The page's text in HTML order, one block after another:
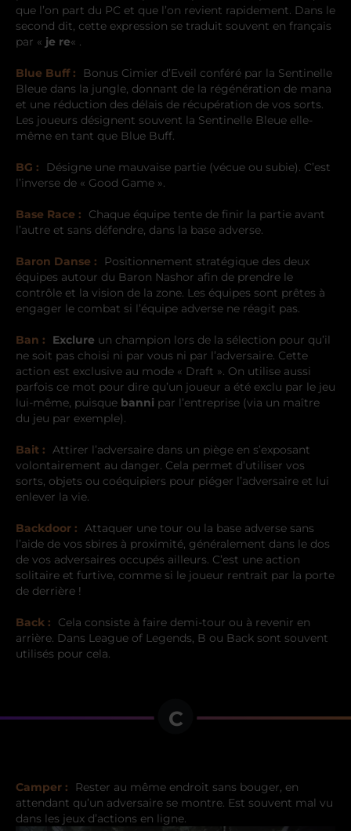
que l’on part du PC et que l’on revient rapidement. Dans le
second dit, cette expression se traduit souvent en français
par « je re« .
Blue Buff :
Bonus Cimier d’Eveil conféré par la Sentinelle
Bleue dans la jungle, donnant de la régénération de mana
et une réduction des délais de récupération de vos sorts.
Les joueurs désignent souvent la Sentinelle Bleue elle-
même en tant que Blue Buff.
BG :
Désigne une mauvaise partie (vécue ou subie). C’est
l’inverse de « Good Game ».
Base Race :
Chaque équipe tente de finir la partie avant
l’autre et sans défendre, dans la base adverse.
Baron Danse :
Positionnement stratégique des deux
équipes autour du Baron Nashor afin de prendre le
contrôle et la vision de la zone. Les équipes sont prêtes à
engager le combat si l’équipe adverse ne réagit pas.
Ban : Exclure un champion lors de la sélection pour qu’il
ne soit pas choisi ni par vous ni par l’adversaire. Cette
action est exclusive au mode « Draft ». On utilise aussi
parfois ce mot pour dire qu’un joueur a été exclu par le jeu
lui-même, puisque banni par l’entreprise (via un maître
du jeu par exemple).
Bait : Attirer l’adversaire dans un piège en s’exposant
volontairement au danger. Cela permet d’utiliser vos
sorts, objets ou coéquipiers pour piéger l’adversaire et lui
enlever la vie.
Backdoor : Attaquer une tour ou la base adverse sans
l’aide de vos sbires à proximité, généralement dans le dos
de vos adversaires occupés ailleurs. C’est une action
solitaire et furtive, comme si le joueur rentrait par la porte
de derrière !
Back :
Cela consiste à faire demi-tour ou à revenir en
arrière. Dans League of Legends, B ou Back sont souvent
utilisés pour cela.
C
Camper :
Rester au même endroit sans bouger, en
attendant qu’un adversaire se montre. Est souvent mal vu
dans les jeux d’actions en ligne.